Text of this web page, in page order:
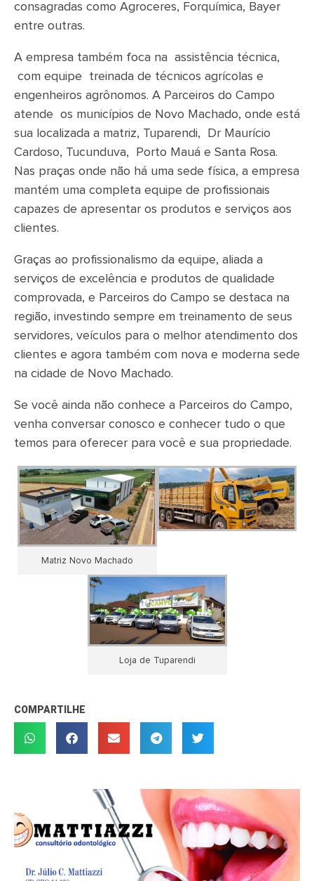
consagradas como Agroceres, Forquímica, Bayer
entre outras.
A empresa também foca na assistência técnica,
com equipe treinada de técnicos agrícolas e
engenheiros agrônomos. A Parceiros do Campo
atende os municípios de Novo Machado, onde está
sua localizada a matriz, Tuparendi, Dr Maurício
Cardoso, Tucunduva, Porto Mauá e Santa Rosa.
Nas praças onde não há uma sede física, a empresa
mantém uma completa equipe de profissionais
capazes de apresentar os produtos e serviços aos
clientes.
Graças ao profissionalismo da equipe, aliada a
serviços de excelência e produtos de qualidade
comprovada, e Parceiros do Campo se destaca na
região, investindo sempre em treinamento de seus
servidores, veículos para o melhor atendimento dos
clientes e agora também com nova e moderna sede
na cidade de Novo Machado.
Se você ainda não conhece a Parceiros do Campo,
venha conversar conosco e conhecer tudo o que
temos para oferecer para você e sua propriedade.
Matriz Novo Machado
Loja de Tuparendi
COMPARTILHE